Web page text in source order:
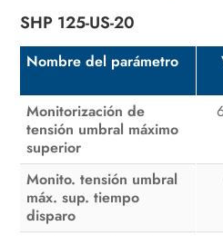
SHP 125-US-20
Nombre del parámetro
Monitorización de
tensión umbral máximo
superior
Monito. tensión umbral
máx. sup. tiempo
disparo
Conexión eléctrica
Manejo
Desconexión del
tensión
Limpieza del